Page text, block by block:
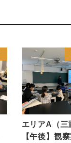
エリアA（三
【午後】観